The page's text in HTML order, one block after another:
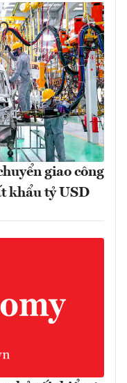
giao công
khẩu tỷ USD